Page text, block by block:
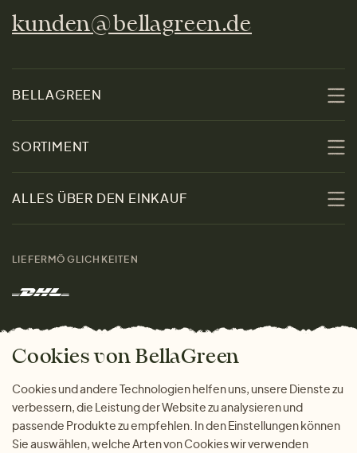
kunden@bellagreen.de
BELLAGREEN
Nachhaltigkeit
Kontakt
Marken
Das freundliche Magazin
SORTIMENT
Damen
Herren
Geschenke
ALLES ÜBER DEN EINKAUF
Warum bei uns einkaufen
LIEFERMÖGLICHKEITEN
ZAHLUNGSMÖGLICHKEITEN
Cookies von BellaGreen
Cookies und andere Technologien helfen uns, unsere Dienste zu
verbessern, die Leistung der Website zu analysieren und
passende Produkte zu empfehlen. In den Einstellungen können
Sie auswählen, welche Arten von Cookies wir verwenden